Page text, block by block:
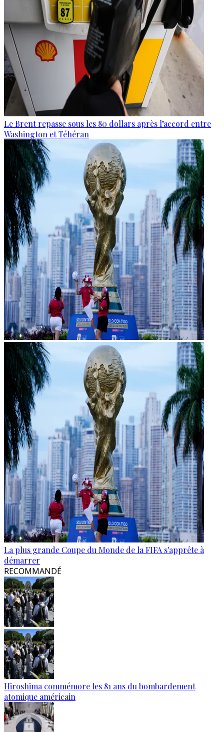
Le Brent repasse sous les 80 dollars après l’accord entre
Washington et Téhéran
La plus grande Coupe du Monde de la FIFA s'apprête à
démarrer
RECOMMANDÉ
Hiroshima commémore les 81 ans du bombardement
atomique américain